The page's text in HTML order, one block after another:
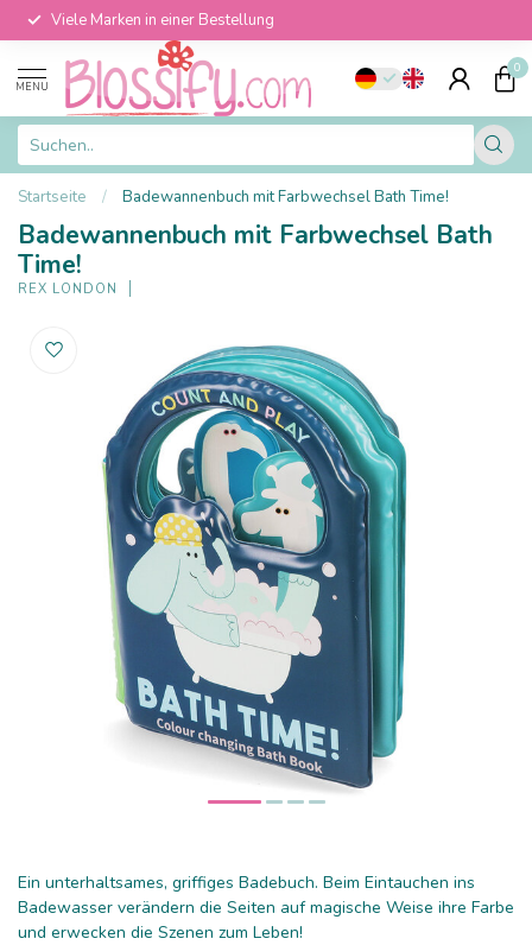
Viele Marken in einer Bestellung
MENU
0
Startseite / Badewannenbuch mit Farbwechsel Bath Time!
Badewannenbuch mit Farbwechsel Bath
Time!
REX LONDON
Ein unterhaltsames, griffiges Badebuch. Beim Eintauchen ins
Badewasser verändern die Seiten auf magische Weise ihre Farbe
und erwecken die Szenen zum Leben!